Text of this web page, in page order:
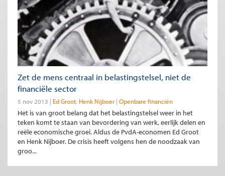
Zet de mens centraal in belastingstelsel, niet de
financiële sector
5 nov 2013 Ed Groot Henk Nijboer Openbare financiën
Het is van groot belang dat het belastingstelsel weer in het
teken komt te staan van bevordering van werk, eerlijk delen en
reële economische groei. Aldus de PvdA-economen Ed Groot
en Henk Nijboer. De crisis heeft volgens hen de noodzaak van
groo...